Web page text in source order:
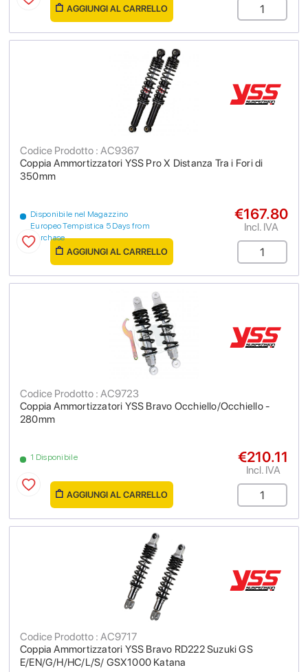
AGGIUNGI AL CARRELLO
Coppia Ammortizzatori YSS Pro X Distanza Tra i Fori di
350mm
Codice Prodotto : AC9367
Disponibile nel Magazzino
Europeo Tempistica 5 Days from
purchase
€167.80
Incl. IVA
AGGIUNGI AL CARRELLO
Coppia Ammortizzatori YSS Bravo Occhiello/Occhiello -
280mm
Codice Prodotto : AC9723
1 Disponibile €210.11
Incl. IVA
AGGIUNGI AL CARRELLO
Coppia Ammortizzatori YSS Bravo RD222 Suzuki GS
E/EN/G/H/HC/L/S/ GSX1000 Katana
Codice Prodotto : AC9717